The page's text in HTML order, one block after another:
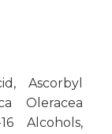
Ascorbyl
Oleracea
Alcohols,